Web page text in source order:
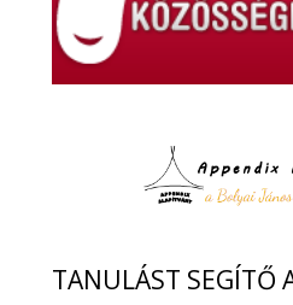
TANULÁST SEGÍTŐ